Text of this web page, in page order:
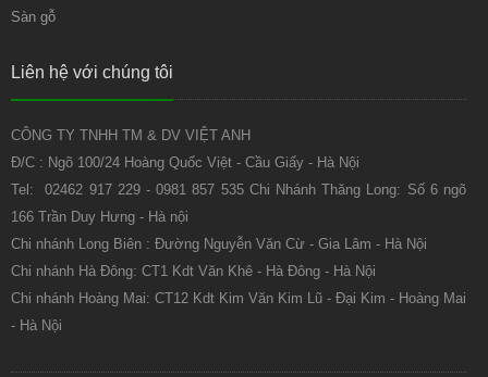
Sàn gỗ
Liên hệ với chúng tôi
CÔNG TY TNHH TM & DV VIỆT ANH
Đ/C : Ngõ 100/24 Hoàng Quốc Việt - Cầu Giấy - Hà Nội
Tel: 02462 917 229 - 0981 857 535 Chi Nhánh Thăng Long: Số 6 ngõ
166 Trần Duy Hưng - Hà nội
Chi nhánh Long Biên : Đường Nguyễn Văn Cừ - Gia Lâm - Hà Nội
Chi nhánh Hà Đông: CT1 Kdt Văn Khê - Hà Đông - Hà Nội
Chi nhánh Hoàng Mai: CT12 Kdt Kim Văn Kim Lũ - Đại Kim - Hoàng Mai
- Hà Nội